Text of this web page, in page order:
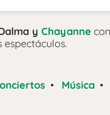
y Chayanne
espectáculos.
• Música •